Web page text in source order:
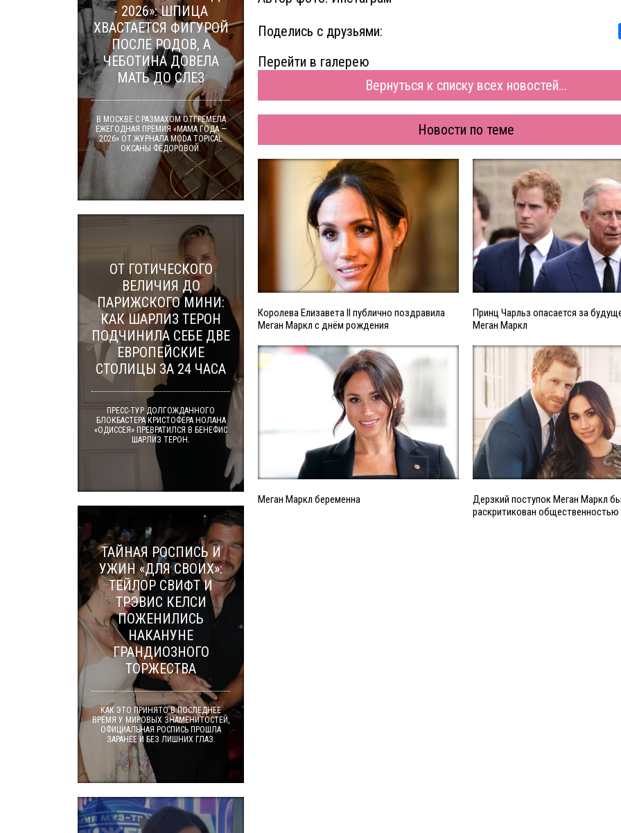
Поделись с друзьями:
Перейти в галерею
Вернуться к списку всех новостей...
Новости по теме
Королева Елизавета II публично поздравила
Меган Маркл с днём рождения
Принц Чарльз опасается за
Меган Маркл
Меган Маркл беременна
Дерзкий поступок Меган Маркл
раскритикован общественностью
- 2026»: ШПИЦА
ХВАСТАЕТСЯ ФИГУРОЙ
ПОСЛЕ РОДОВ, А
ЧЕБОТИНА ДОВЕЛА
МАТЬ ДО СЛЕЗ
В МОСКВЕ С РАЗМАХОМ ОТГРЕМЕЛА
ЕЖЕГОДНАЯ ПРЕМИЯ «МАМА ГОДА —
2026» ОТ ЖУРНАЛА MODA TOPICAL
ОКСАНЫ ФЁДОРОВОЙ.
ОТ ГОТИЧЕСКОГО
ВЕЛИЧИЯ ДО
ПАРИЖСКОГО МИНИ:
КАК ШАРЛИЗ ТЕРОН
ПОДЧИНИЛА СЕБЕ ДВЕ
ЕВРОПЕЙСКИЕ
СТОЛИЦЫ ЗА 24 ЧАСА
ПРЕСС-ТУР ДОЛГОЖДАННОГО
БЛОКБАСТЕРА КРИСТОФЕРА НОЛАНА
«ОДИССЕЯ» ПРЕВРАТИЛСЯ В БЕНЕФИС
ШАРЛИЗ ТЕРОН.
ТАЙНАЯ РОСПИСЬ И
УЖИН «ДЛЯ СВОИХ»:
ТЕЙЛОР СВИФТ И
ТРЭВИС КЕЛСИ
ПОЖЕНИЛИСЬ
НАКАНУНЕ
ГРАНДИОЗНОГО
ТОРЖЕСТВА
КАК ЭТО ПРИНЯТО В ПОСЛЕДНЕЕ
ВРЕМЯ У МИРОВЫХ ЗНАМЕНИТОСТЕЙ,
ОФИЦИАЛЬНАЯ РОСПИСЬ ПРОШЛА
ЗАРАНЕЕ И БЕЗ ЛИШНИХ ГЛАЗ.